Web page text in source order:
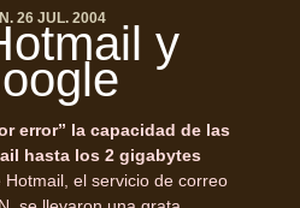
26 JUL. 2004 y
error” la capacidad de las
hasta los 2 gigabytes
Hotmail, el servicio de correo